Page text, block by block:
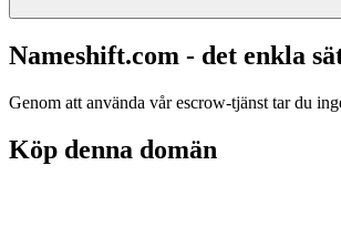
Nameshift.com - det enkla
Genom att använda vår escrow-tjänst tar du
Köp denna domän